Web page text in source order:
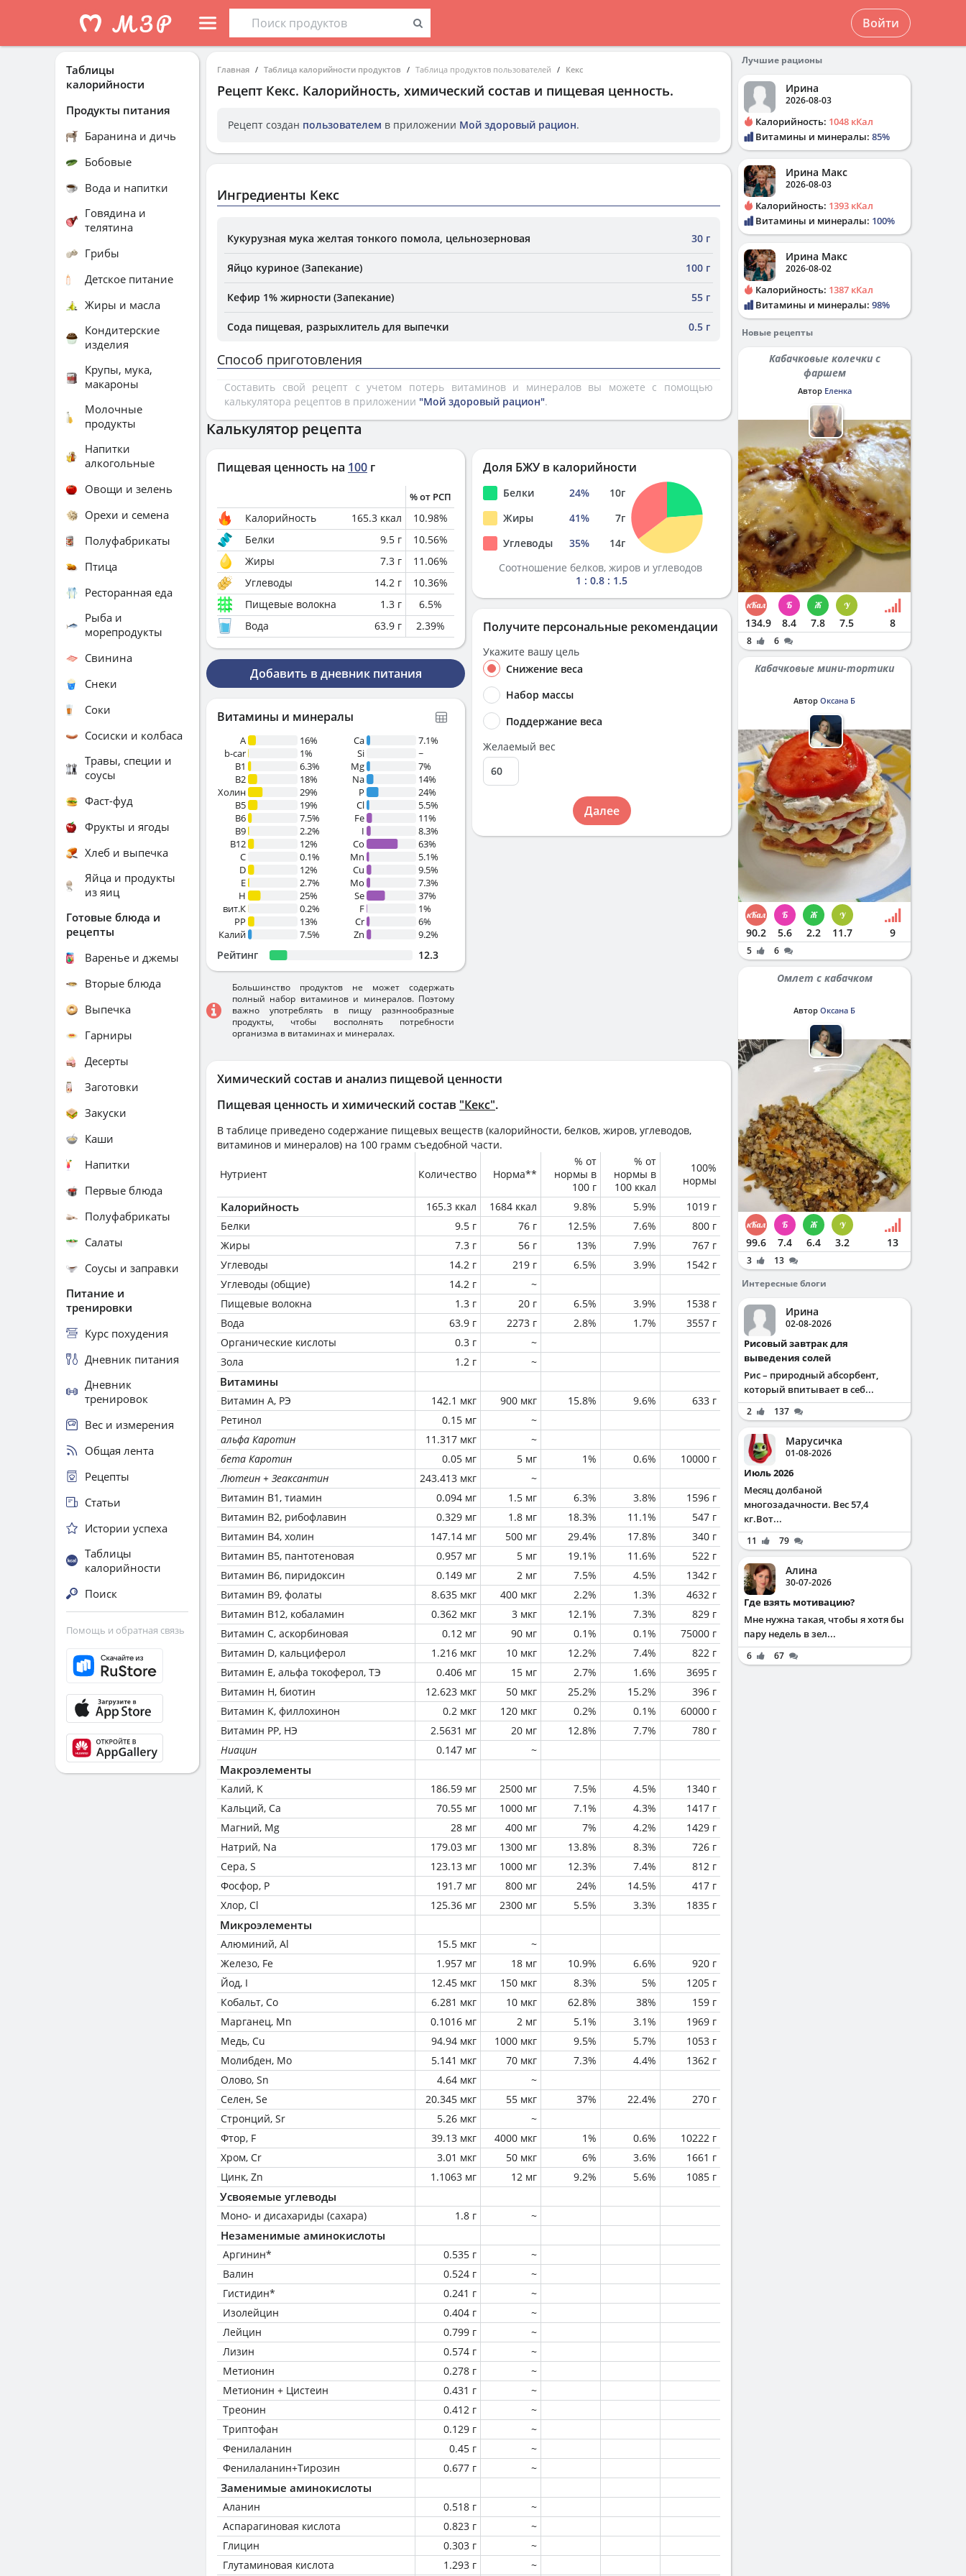
Войти
Главная Таблица калорийности продуктов Таблица продуктов пользователей Кекс
Рецепт Кекс. Калорийность, химический состав и пищевая ценность.
Рецепт создан пользователем в приложении Мой здоровый рацион.
Ингредиенты Кекс
Кукурузная мука желтая тонкого помола, цельнозерновая 30 г
Яйцо куриное (Запекание) 100 г
Кефир 1% жирности (Запекание) 55 г
Сода пищевая, разрыхлитель для выпечки 0.5 г
Способ приготовления
Составить свой рецепт с учетом потерь витаминов и минералов вы можете с помощью
калькулятора рецептов в приложении "Мой здоровый рацион".
Химический состав и анализ пищевой ценности
Пищевая ценность и химический состав "Кекс".
В таблице приведено содержание пищевых веществ (калорийности, белков, жиров, углеводов,
витаминов и минералов) на 100 грамм съедобной части.
Нутриент Количество Норма**
% от
нормы в
100 г
% от
нормы в
100 ккал
100%
нормы
Калорийность 165.3 ккал 1684 ккал 9.8% 5.9%
1019 г
Белки
9.5 г 76 г 12.5% 7.6%
800 г
Жиры
7.3 г 56 г 13% 7.9%
767 г
Углеводы
14.2 г 219 г 6.5% 3.9%
1542 г
Углеводы (общие)
14.2 г
~
Пищевые волокна
1.3 г 20 г 6.5% 3.9%
1538 г
Вода
63.9 г 2273 г 2.8% 1.7%
3557 г
Органические кислоты
0.3 г
~
Зола
1.2 г ~
Витамины
Витамин А, РЭ 142.1 мкг 900 мкг 15.8% 9.6%
633 г
Ретинол
0.15 мг
~
альфа Каротин
11.317 мкг
~
бета Каротин
0.05 мг 5 мг 1% 0.6%
10000 г
Лютеин + Зеаксантин
243.413 мкг
~
Витамин В1, тиамин
0.094 мг 1.5 мг 6.3% 3.8%
1596 г
Витамин В2, рибофлавин
0.329 мг 1.8 мг 18.3% 11.1%
547 г
Витамин В4, холин
147.14 мг 500 мг 29.4% 17.8%
340 г
Витамин В5, пантотеновая
0.957 мг 5 мг 19.1% 11.6%
522 г
Витамин В6, пиридоксин
0.149 мг 2 мг 7.5% 4.5%
1342 г
Витамин В9, фолаты
8.635 мкг 400 мкг 2.2% 1.3%
4632 г
Витамин В12, кобаламин
0.362 мкг 3 мкг 12.1% 7.3%
829 г
Витамин C, аскорбиновая
0.12 мг 90 мг 0.1% 0.1%
75000 г
Витамин D, кальциферол
1.216 мкг 10 мкг 12.2% 7.4%
822 г
Витамин Е, альфа токоферол, ТЭ
0.406 мг 15 мг 2.7% 1.6%
3695 г
Витамин Н, биотин
12.623 мкг 50 мкг 25.2% 15.2%
396 г
Витамин К, филлохинон
0.2 мкг 120 мкг 0.2% 0.1%
60000 г
Витамин РР, НЭ
2.5631 мг 20 мг 12.8% 7.7%
780 г
Ниацин
0.147 мг ~
Макроэлементы
Калий, K 186.59 мг 2500 мг 7.5% 4.5%
1340 г
Кальций, Ca
70.55 мг 1000 мг 7.1% 4.3%
1417 г
Магний, Mg
28 мг 400 мг 7% 4.2%
1429 г
Натрий, Na
179.03 мг 1300 мг 13.8% 8.3%
726 г
Сера, S
123.13 мг 1000 мг 12.3% 7.4%
812 г
Фосфор, P
191.7 мг 800 мг 24% 14.5%
417 г
Хлор, Cl
125.36 мг 2300 мг 5.5% 3.3% 1835 г
Микроэлементы
Алюминий, Al 15.5 мкг
~
Железо, Fe
1.957 мг 18 мг 10.9% 6.6%
920 г
Йод, I
12.45 мкг 150 мкг 8.3% 5%
1205 г
Кобальт, Co
6.281 мкг 10 мкг 62.8% 38%
159 г
Марганец, Mn
0.1016 мг 2 мг 5.1% 3.1%
1969 г
Медь, Cu
94.94 мкг 1000 мкг 9.5% 5.7%
1053 г
Молибден, Mo
5.141 мкг 70 мкг 7.3% 4.4%
1362 г
Олово, Sn
4.64 мкг
~
Селен, Se
20.345 мкг 55 мкг 37% 22.4%
270 г
Стронций, Sr
5.26 мкг
~
Фтор, F
39.13 мкг 4000 мкг 1% 0.6%
10222 г
Хром, Cr
3.01 мкг 50 мкг 6% 3.6%
1661 г
Цинк, Zn
1.1063 мг 12 мг 9.2% 5.6% 1085 г
Усвояемые углеводы
Моно- и дисахариды (сахара) 1.8 г ~
Незаменимые аминокислоты
Аргинин* 0.535 г
~
Валин
0.524 г
~
Гистидин*
0.241 г
~
Изолейцин
0.404 г
~
Лейцин
0.799 г
~
Лизин
0.574 г
~
Метионин
0.278 г
~
Метионин + Цистеин
0.431 г
~
Треонин
0.412 г
~
Триптофан
0.129 г
~
Фенилаланин
0.45 г
~
Фенилаланин+Тирозин
0.677 г ~
Заменимые аминокислоты
Аланин 0.518 г
~
Аспарагиновая кислота
0.823 г
~
Глицин
0.303 г
~
Глутаминовая кислота
1.293 г ~
Калькулятор рецепта
Пищевая ценность на 100 г
% от РСП
Калорийность 165.3 ккал 10.98%
Белки
9.5 г 10.56%
Жиры
7.3 г 11.06%
Углеводы
14.2 г 10.36%
Пищевые волокна
1.3 г 6.5%
Вода
63.9 г 2.39%
Добавить в дневник питания
Витамины и минералы
A
16%
b-car
1%
В1
6.3%
B2
18%
Холин
29%
B5
19%
B6
7.5%
B9
2.2%
B12
12%
C
0.1%
D
12%
E
2.7%
H
25%
вит.К
0.2%
PP
13%
Калий
7.5%
Ca
7.1%
Si
~
Mg
7%
Na
14%
P
24%
Cl
5.5%
Fe
11%
I
8.3%
Co
63%
Mn
5.1%
Cu
9.5%
Mo
7.3%
Se
37%
F
1%
Cr
6%
Zn
9.2%
Рейтинг 12.3
Большинство продуктов не может содержать
полный набор витаминов и минералов. Поэтому
важно употреблять в пищу разннообразные
продукты, чтобы восполнять потребности
организма в витаминах и минералах.
Доля БЖУ в калорийности
Белки 24% 10г
Жиры
41% 7г
Углеводы
35% 14г
Соотношение белков, жиров и углеводов
1 : 0.8 : 1.5
Получите персональные рекомендации
Укажите вашу цель
Снижение веса
Набор массы
Поддержание веса
Желаемый вес
Далее
Таблицы
калорийности
Продукты питания
Баранина и дичь
Бобовые
Вода и напитки
Говядина и
телятина
Грибы
Детское питание
Жиры и масла
Кондитерские
изделия
Крупы, мука,
макароны
Молочные
продукты
Напитки
алкогольные
Овощи и зелень
Орехи и семена
Полуфабрикаты
Птица
Ресторанная еда
Рыба и
морепродукты
Свинина
Снеки
Соки
Сосиски и колбаса
Травы, специи и
соусы
Фаст-фуд
Фрукты и ягоды
Хлеб и выпечка
Яйца и продукты
из яиц
Готовые блюда и
рецепты
Варенье и джемы
Вторые блюда
Выпечка
Гарниры
Десерты
Заготовки
Закуски
Каши
Напитки
Первые блюда
Полуфабрикаты
Салаты
Соусы и заправки
Питание и
тренировки
Курс похудения
Дневник питания
Дневник
тренировок
Вес и измерения
Общая лента
Рецепты
Статьи
Истории успеха
Таблицы
калорийности
Поиск
Помощь и обратная связь
Лучшие рационы
Ирина
2026-08-03
Калорийность: 1048 кКал
Витамины и минералы: 85%
Ирина Макс
2026-08-03
Калорийность: 1393 кКал
Витамины и минералы: 100%
Ирина Макс
2026-08-02
Калорийность: 1387 кКал
Витамины и минералы: 98%
Новые рецепты
Кабачковые колечки с
фаршем
Автор Еленка
134.9 8.4 7.8 7.5 8
8 6
Кабачковые мини-тортики
Автор Оксана Б
90.2 5.6 2.2 11.7 9
5 6
Омлет с кабачком
Автор Оксана Б
99.6 7.4 6.4 3.2 13
3
13
Интересные блоги
Ирина
02-08-2026
Рисовый завтрак для
выведения солей
Рис – природный абсорбент,
который впитывает в себ...
2 137
Марусичка
01-08-2026
Июль 2026
Месяц долбаной
многозадачности. Вес 57,4
кг.Вот...
11 79
Алина
30-07-2026
Где взять мотивацию?
Мне нужна такая, чтобы я хотя бы
пару недель в зел...
6 67